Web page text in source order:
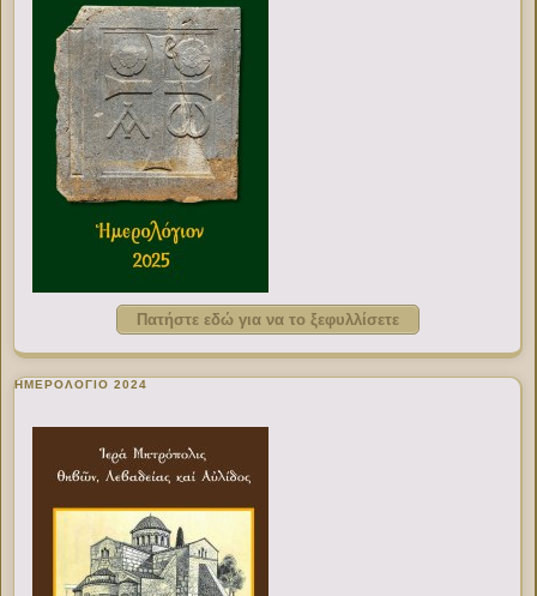
Πατήστε εδώ για να το ξεφυλλίσετε
ΗΜΕΡΟΛΟΓΙΟ 2024